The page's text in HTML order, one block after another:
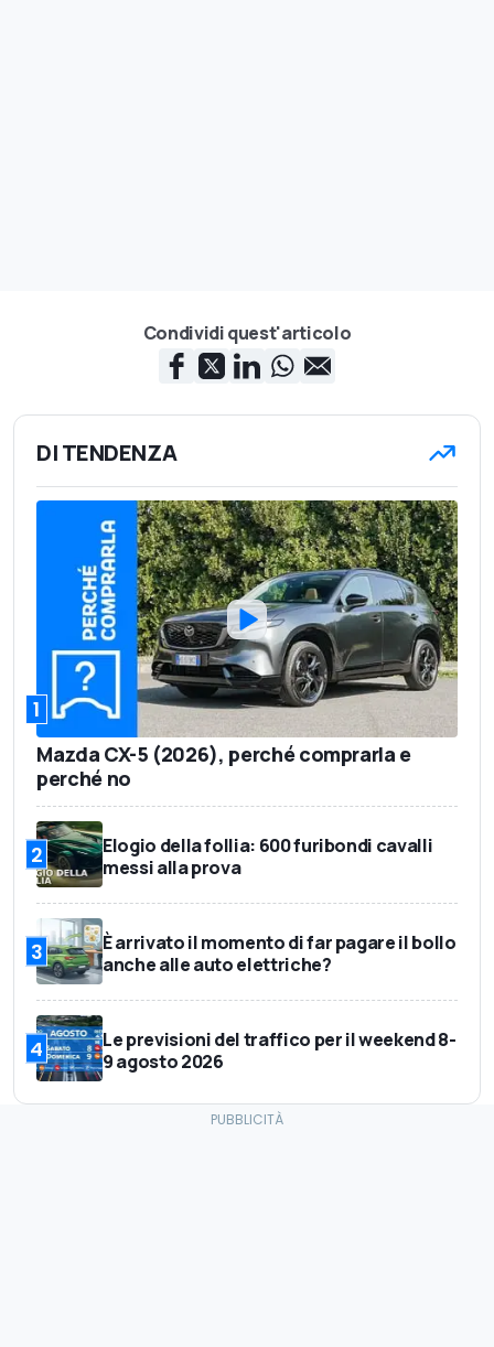
Condividi quest'articolo
DI TENDENZA
1
Mazda CX-5 (2026), perché comprarla e
perché no
2
Elogio della follia: 600 furibondi cavalli
messi alla prova
3
È arrivato il momento di far pagare il bollo
anche alle auto elettriche?
4
Le previsioni del traffico per il weekend 8-
9 agosto 2026